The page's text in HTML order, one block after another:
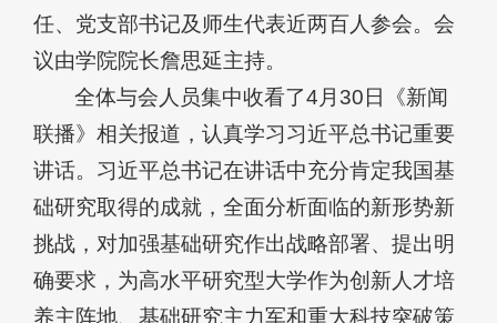
任、党支部书记及师生代表近两百人参会。会
议由学院院长詹思延主持。
全体与会人员集中收看了4月30日《新闻
联播》相关报道，认真学习习近平总书记重要
讲话。习近平总书记在讲话中充分肯定我国基
础研究取得的成就，全面分析面临的新形势新
挑战，对加强基础研究作出战略部署、提出明
确要求，为高水平研究型大学作为创新人才培
养主阵地、基础研究主力军和重大科技突破策